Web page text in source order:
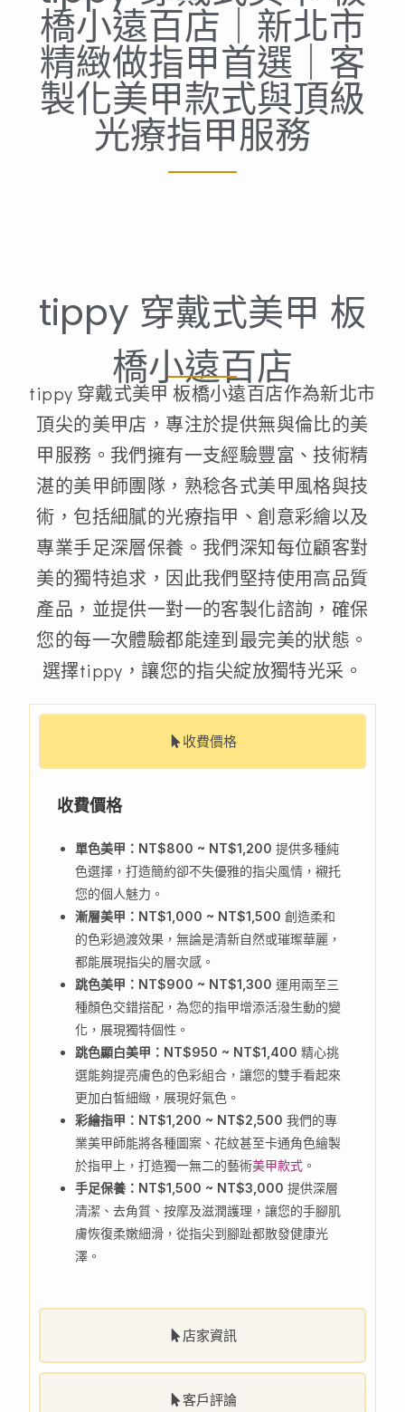
橋小遠百店｜新北市
精緻做指甲首選｜客
製化美甲款式與頂級
光療指甲服務
tippy 穿戴式美甲 板
橋小遠百店
tippy 穿戴式美甲 板橋小遠百店作為新北市
頂尖的美甲店，專注於提供無與倫比的美
甲服務。我們擁有一支經驗豐富、技術精
湛的美甲師團隊，熟稔各式美甲風格與技
術，包括細膩的光療指甲、創意彩繪以及
專業手足深層保養。我們深知每位顧客對
美的獨特追求，因此我們堅持使用高品質
產品，並提供一對一的客製化諮詢，確保
您的每一次體驗都能達到最完美的狀態。
選擇tippy，讓您的指尖綻放獨特光采。
收費價格
店家資訊
客戶評論
收費價格
單色美甲：NT$800 ~ NT$1,200 提供多種純
色選擇，打造簡約卻不失優雅的指尖風情，襯托
您的個人魅力。
漸層美甲：NT$1,000 ~ NT$1,500 創造柔和
的色彩過渡效果，無論是清新自然或璀璨華麗，
都能展現指尖的層次感。
跳色美甲：NT$900 ~ NT$1,300 運用兩至三
種顏色交錯搭配，為您的指甲增添活潑生動的變
化，展現獨特個性。
跳色顯白美甲：NT$950 ~ NT$1,400 精心挑
選能夠提亮膚色的色彩組合，讓您的雙手看起來
更加白皙細緻，展現好氣色。
彩繪指甲：NT$1,200 ~ NT$2,500 我們的專
業美甲師能將各種圖案、花紋甚至卡通角色繪製
於指甲上，打造獨一無二的藝術美甲款式 。
手足保養：NT$1,500 ~ NT$3,000 提供深層
清潔、去角質、按摩及滋潤護理，讓您的手腳肌
膚恢復柔嫩細滑，從指尖到腳趾都散發健康光
澤。